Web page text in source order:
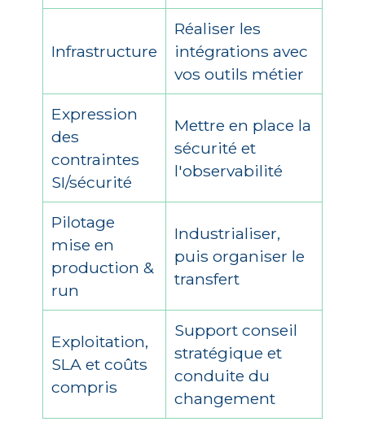
Infrastructure
Réaliser les
intégrations avec
vos outils métier
Expression
des
contraintes
SI/sécurité
Mettre en place la
sécurité et
l'observabilité
Pilotage
mise en
production &
run
Industrialiser,
puis organiser le
transfert
Exploitation,
SLA et coûts
compris
Support conseil
stratégique et
conduite du
changement